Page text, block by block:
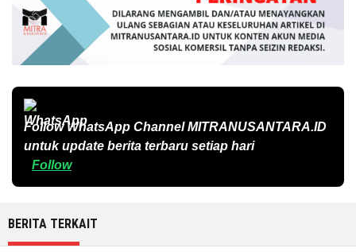
Follow WhatsApp ChannelMITRANUSANTARA.ID
untuk update berita terbaru setiap hari
Follow
BERITA TERKAIT